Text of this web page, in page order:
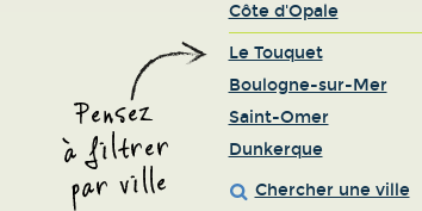
Côte d'Opale
Le Touquet
Boulogne-sur-Mer
Saint-Omer
Dunkerque
Chercher une ville